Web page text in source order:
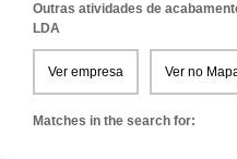
Outras atividades de
LDA
Ver empresa Ver no
Matches in the search for: